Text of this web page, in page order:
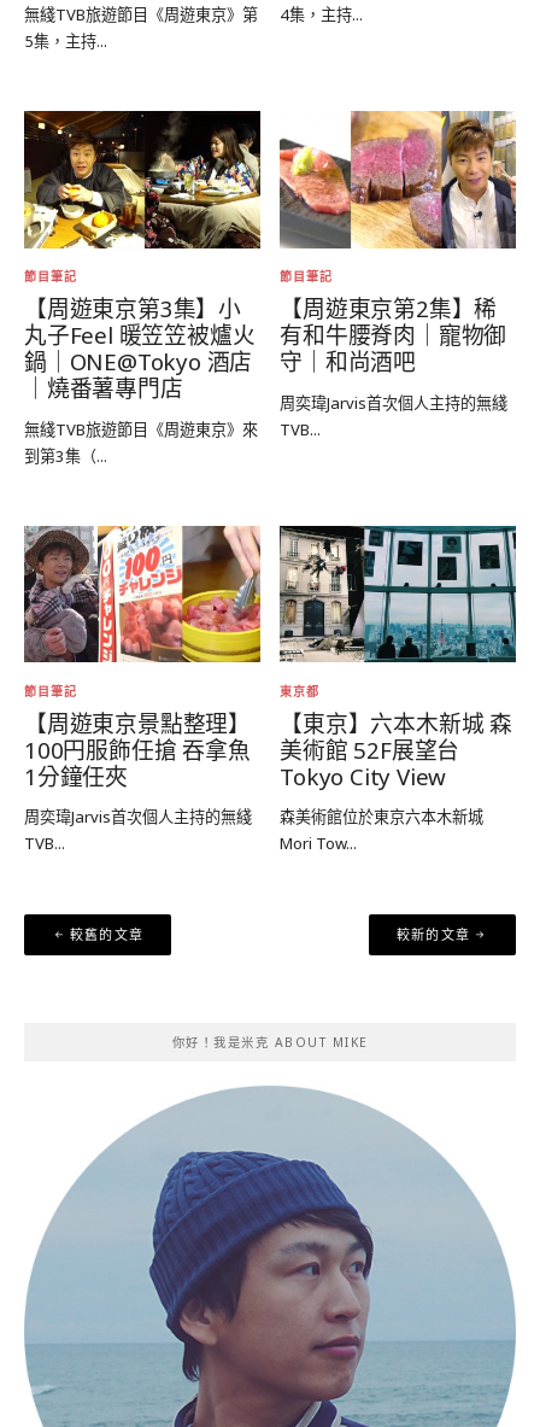
無綫TVB旅遊節目《周遊東京》第
5集，主持...
4集，主持...
節目筆記
【周遊東京第3集】小
丸子Feel 暖笠笠被爐火
鍋｜ONE@Tokyo 酒店
｜燒番薯專門店
無綫TVB旅遊節目《周遊東京》來
到第3集（...
節目筆記
【周遊東京第2集】稀
有和牛腰脊肉｜寵物御
守｜和尚酒吧
周奕瑋Jarvis首次個人主持的無綫
TVB...
節目筆記
【周遊東京景點整理】
100円服飾任搶 吞拿魚
1分鐘任夾
周奕瑋Jarvis首次個人主持的無綫
TVB...
東京都
【東京】六本木新城 森
美術館 52F展望台
Tokyo City View
森美術館位於東京六本木新城
Mori Tow...
文
章
較舊的文章 較新的文章
你好！我是米克 ABOUT MIKE